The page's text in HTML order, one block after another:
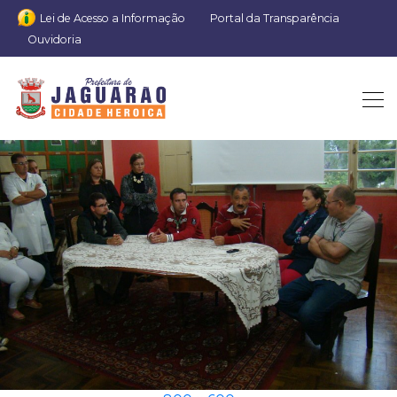
Lei de Acesso a Informação
Portal da Transparência
Ouvidoria
reuniao -santacasa (2)